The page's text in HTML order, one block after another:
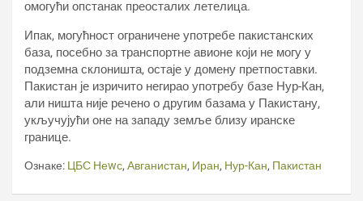
омогући опстанак преосталих летелица.
Ипак, могућност ограничене употребе пакистанских
база, посебно за транспортне авионе који не могу у
подземна склоништа, остаје у домену претпоставки.
Пакистан је изричито негирао употребу базе Нур-Кан,
али ништа није речено о другим базама у Пакистану,
укључујући оне на западу земље близу иранске
границе.
Ознаке: ЦБС Неwс, Авганистан, Иран, Нур-Кан, Пакистан